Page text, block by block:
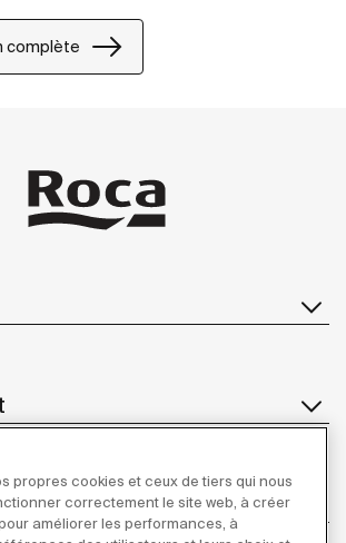
complète
propres cookies et ceux de tiers qui nous
correctement le site web, à créer
améliorer les performances, à